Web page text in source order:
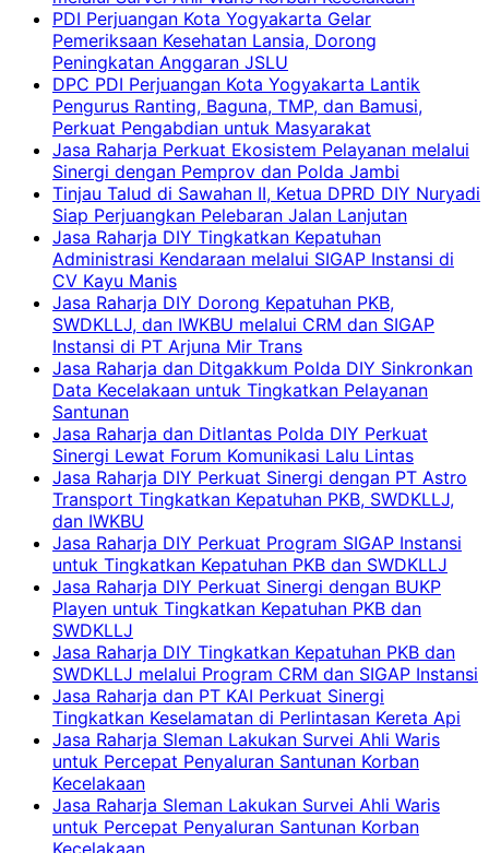
PDI Perjuangan Kota Yogyakarta Gelar
Pemeriksaan Kesehatan Lansia, Dorong
Peningkatan Anggaran JSLU
DPC PDI Perjuangan Kota Yogyakarta Lantik
Pengurus Ranting, Baguna, TMP, dan Bamusi,
Perkuat Pengabdian untuk Masyarakat
Jasa Raharja Perkuat Ekosistem Pelayanan melalui
Sinergi dengan Pemprov dan Polda Jambi
Tinjau Talud di Sawahan II, Ketua DPRD DIY Nuryadi
Siap Perjuangkan Pelebaran Jalan Lanjutan
Jasa Raharja DIY Tingkatkan Kepatuhan
Administrasi Kendaraan melalui SIGAP Instansi di
CV Kayu Manis
Jasa Raharja DIY Dorong Kepatuhan PKB,
SWDKLLJ, dan IWKBU melalui CRM dan SIGAP
Instansi di PT Arjuna Mir Trans
Jasa Raharja dan Ditgakkum Polda DIY Sinkronkan
Data Kecelakaan untuk Tingkatkan Pelayanan
Santunan
Jasa Raharja dan Ditlantas Polda DIY Perkuat
Sinergi Lewat Forum Komunikasi Lalu Lintas
Jasa Raharja DIY Perkuat Sinergi dengan PT Astro
Transport Tingkatkan Kepatuhan PKB, SWDKLLJ,
dan IWKBU
Jasa Raharja DIY Perkuat Program SIGAP Instansi
untuk Tingkatkan Kepatuhan PKB dan SWDKLLJ
Jasa Raharja DIY Perkuat Sinergi dengan BUKP
Playen untuk Tingkatkan Kepatuhan PKB dan
SWDKLLJ
Jasa Raharja DIY Tingkatkan Kepatuhan PKB dan
SWDKLLJ melalui Program CRM dan SIGAP Instansi
Jasa Raharja dan PT KAI Perkuat Sinergi
Tingkatkan Keselamatan di Perlintasan Kereta Api
Jasa Raharja Sleman Lakukan Survei Ahli Waris
untuk Percepat Penyaluran Santunan Korban
Kecelakaan
Jasa Raharja Sleman Lakukan Survei Ahli Waris
untuk Percepat Penyaluran Santunan Korban